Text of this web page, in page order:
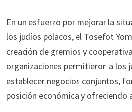
En un esfuerzo por mejorar la
los judíos polacos, el Tosefot
creación de gremios y
organizaciones permitieron a los
establecer negocios conjuntos,
posición económica y ofreciendo